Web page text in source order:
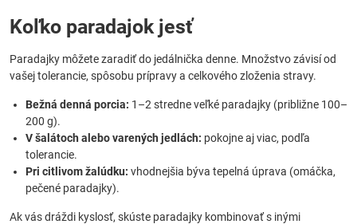
Koľko paradajok jesť
Paradajky môžete zaradiť do jedálnička denne. Množstvo závisí od
vašej tolerancie, spôsobu prípravy a celkového zloženia stravy.
Bežná denná porcia: 1–2 stredne veľké paradajky (približne 100–
200 g).
V šalátoch alebo varených jedlách: pokojne aj viac, podľa
tolerancie.
Pri citlivom žalúdku: vhodnejšia býva tepelná úprava (omáčka,
pečené paradajky).
Ak vás dráždi kyslosť, skúste paradajky kombinovať s inými